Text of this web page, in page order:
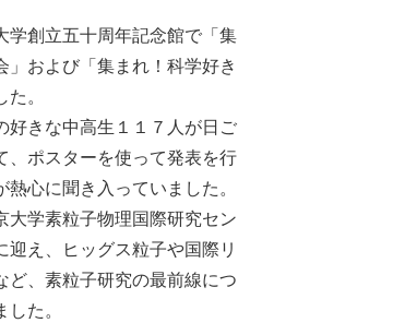
創立五十周年記念館で「集
」および「集まれ！科学好き
た。
きな中高生１１７人が日ご
、ポスターを使って発表を行
心に聞き入っていました。
大学素粒子物理国際研究セン
迎え、ヒッグス粒子や国際リ
ど、素粒子研究の最前線につ
た。